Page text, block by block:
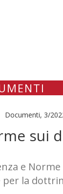
Documenti, 3/
sui
e
per la